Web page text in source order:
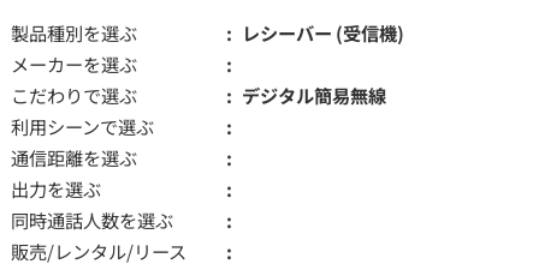
製品種別を選ぶ
レシーバー (受信機)
メーカーを選ぶ
こだわりで選ぶ
デジタル簡易無線
利用シーンで選ぶ
通信距離を選ぶ
出力を選ぶ
同時通話人数を選ぶ
販売/レンタル/リース